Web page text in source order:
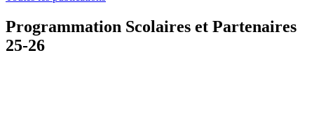
Programmation Scolaires et Partenaires
25-26